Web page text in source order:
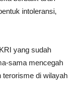
intoleransi,
yang sudah
sama mencegah
terorisme di wilayah